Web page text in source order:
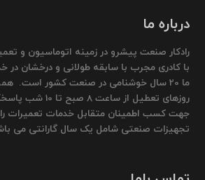
درباره ما
رادکار صنعت پیشرو در زمینه اتوماسیون و
با کادری مجرب با سابقه طولانی و درخشان
ما 20 سال خوشنامی در صنعت کشور است.
روزهای تعطیل از
جهت کسب اطمینان متقابل خدمات تعمیرات
تجهیزات صنعتی شامل یک سال گارانتی می